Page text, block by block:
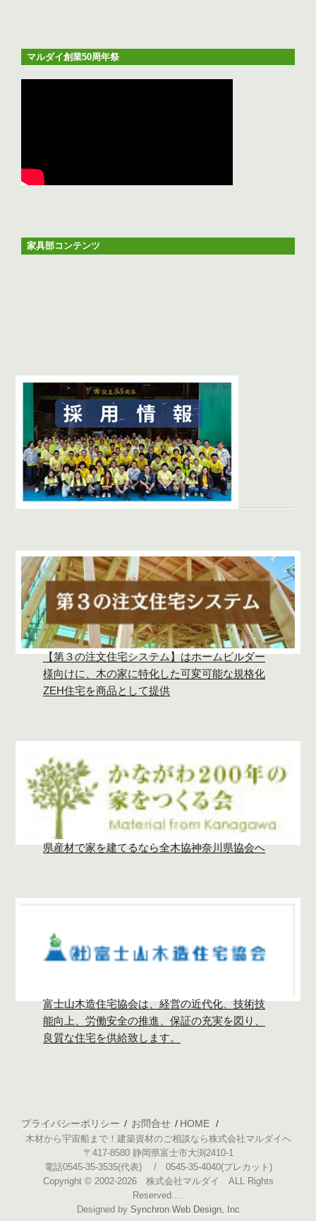
マルダイ創業50周年祭
家具部コンテンツ
【第３の注文住宅システム】はホームビルダー
様向けに、木の家に特化した可変可能な規格化
ZEH住宅を商品として提供
県産材で家を建てるなら全木協神奈川県協会へ
富士山木造住宅協会は、経営の近代化、技術技
能向上、労働安全の推進、保証の充実を図り、
良質な住宅を供給致します。
プライバシーポリシー お問合せ HOME
木材から宇宙船まで！建築資材のご相談なら株式会社マルダイへ
〒417-8580 静岡県富士市大渕2410-1
電話0545-35-3535(代表) / 0545-35-4040(プレカット)
Copyright © 2002-2026 株式会社マルダイ ALL Rights
Reserved.…
Designed by Synchron Web Design, Inc